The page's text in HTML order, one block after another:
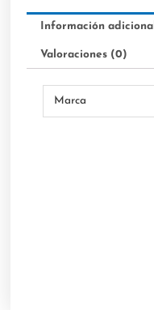
Información adicional
Valoraciones (0)
Marca